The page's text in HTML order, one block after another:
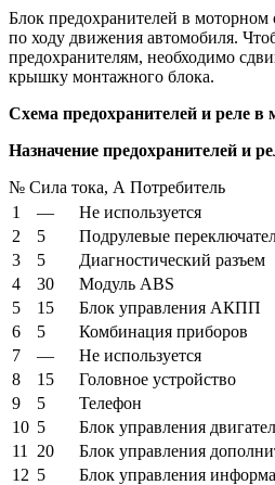
Блок предохранителей в моторном
по ходу движения автомобиля.
предохранителям, необходимо
крышку монтажного блока.
Схема предохранителей и реле в
Назначение предохранителей и
№ Сила тока, А Потребитель
1
—
Не используется
2
5
Подрулевые
3
5
Диагностический разъем
4
30
Модуль ABS
5
15
Блок управления АКПП
6
5
Комбинация приборов
7
—
Не используется
8
15
Головное устройство
9
5
Телефон
10 5
Блок управления
11
20
Блок управления
12 5
Блок управления